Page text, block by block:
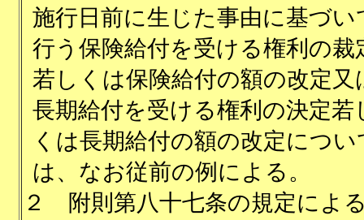
施行日前に生じた事由に基づい
行う保険給付を受ける権利の裁
若しくは保険給付の額の改定又
長期給付を受ける権利の決定若
くは長期給付の額の改定につい
は、なお従前の例による。
２
附則第八十七条の規定によ